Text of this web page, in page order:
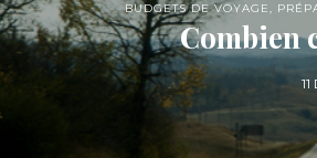
BUDGETS DE VOYAGE,
Combien